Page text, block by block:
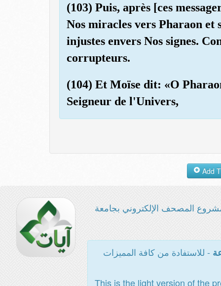
(103) Puis, après [ces
Nos miracles vers Pharaon et
injustes envers Nos signes.
corrupteurs.
(104) Et Moïse dit: «O
Seigneur de l'Univers,
المصحف الإلكتروني بجامعة
- للاستفادة من كافة المميزات
This is the light version of the